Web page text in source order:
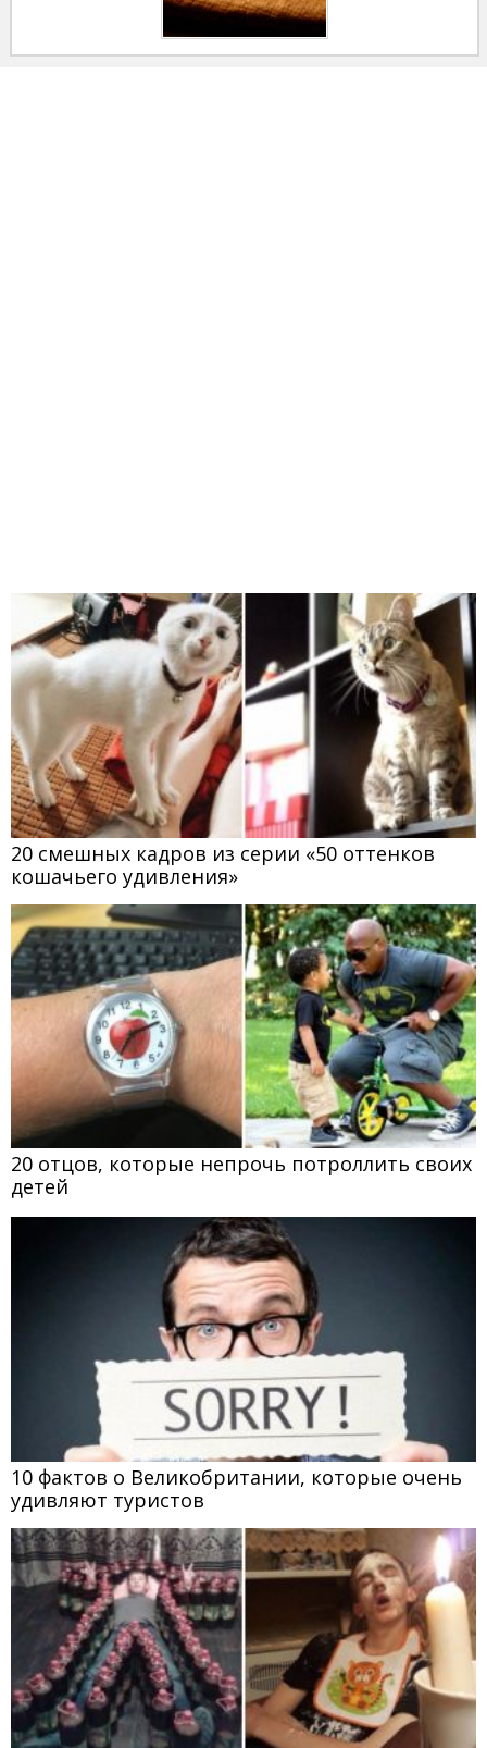
20 смешных кадров из серии «50 оттенков
кошачьего удивления»
20 отцов, которые непрочь потроллить своих
детей
10 фактов о Великобритании, которые очень
удивляют туристов